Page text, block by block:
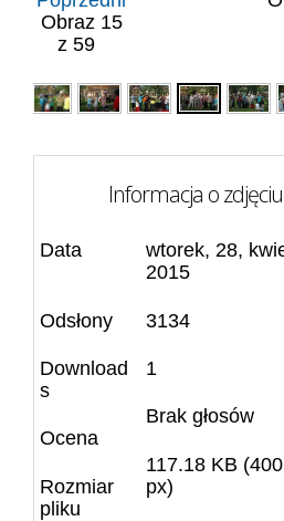
Obraz 15
z 59
Informacja o zdjęciu
Data
wtorek, 28,
2015
Odsłony 3134
Download
s
1
Ocena
Brak głosów
Rozmiar
pliku
117.18 KB
px)